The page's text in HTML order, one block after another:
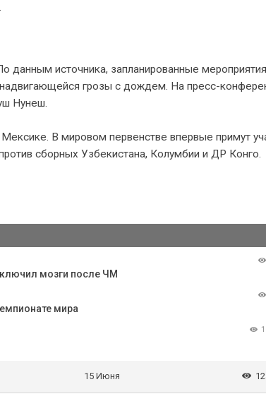
данным источника, запланированные
грозы с дождем. На пресс-
Нунеш.
В мировом первенстве впервые примут
сборных Узбекистана, Колумбии и ДР Конго.
мозги после ЧМ
мира
15 Июня